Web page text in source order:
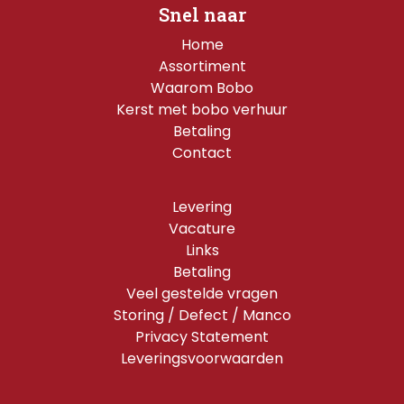
Snel naar
Home
Assortiment
Waarom Bobo
Kerst met bobo verhuur
Betaling
Contact
Levering
Vacature
Links
Betaling
Veel gestelde vragen
Storing / Defect / Manco
Privacy Statement
Leveringsvoorwaarden